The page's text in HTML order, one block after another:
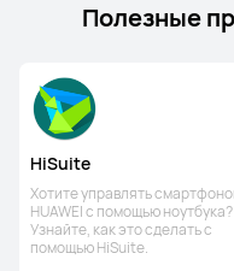
Полезные
HiSuite
Хотите управлять
HUAWEI с помощью ноутбука?
Узнайте, как это сделать с
помощью HiSuite.